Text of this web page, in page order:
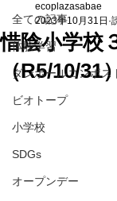
全ての記事
体験学習
ダンボールコンポス
ビオトープ
小学校
SDGs
オープンデー
惜陰小学校
（R5/10/31
ecoplazasabae
2023年10月31日